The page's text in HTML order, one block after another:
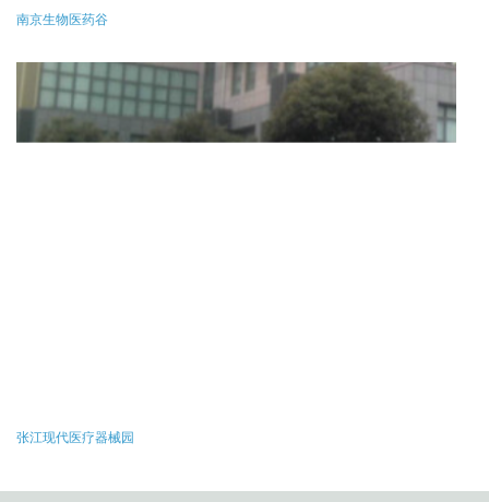
南京生物医药谷
张江现代医疗器械园